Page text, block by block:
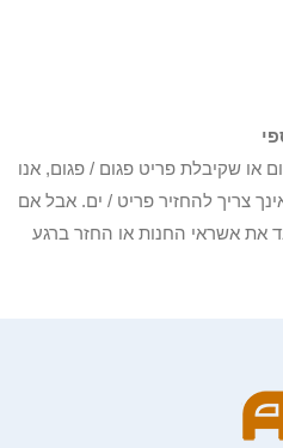
שלך לא קיבלו תוך 30 יום או שקיבלת פריט פגום / פגום, אנו
צריך להחזיר פריט / ים. אבל אם
את אשראי החנות או החזר ברגע